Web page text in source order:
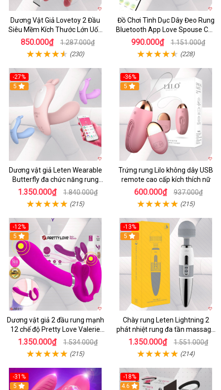
Dương Vật Giả Lovetoy 2 Đầu
Siêu Mềm Kích Thước Lớn Uốn
Cong
850.000₫ 1.287.000₫
(230)
Đồ Chơi Tình Dục Dây Đeo Rung
Bluetooth App Love Spouse Cho
Les
990.000₫ 1.151.000₫
(228)
-27%
5
Dương vật giả Leten Wearable
Butterfly đa chức năng rung
mạnh điều khiển app bluetooth
1.350.000₫ 1.840.000₫
(215)
-36%
5
Trứng rung Lilo không dây USB
remote cao cấp kích thích nữ
600.000₫ 937.000₫
(215)
-12%
5
Dương vật giả 2 đầu rung mạnh
12 chế độ Pretty Love Valerie
mua ngay
1.350.000₫ 1.534.000₫
(215)
-13%
5
Chày rung Leten Lightning 2
phát nhiệt rung đa tần massage
toàn thân kích thích
1.350.000₫ 1.551.000₫
(214)
-31%
5
-18%
4.6